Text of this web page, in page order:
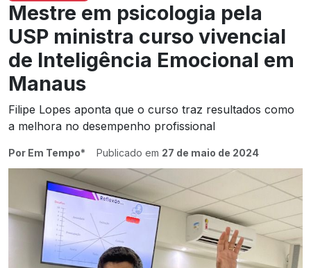
Mestre em psicologia pela
USP ministra curso vivencial
de Inteligência Emocional em
Manaus
Filipe Lopes aponta que o curso traz resultados como
a melhora no desempenho profissional
Por Em Tempo* Publicado em 27 de maio de 2024